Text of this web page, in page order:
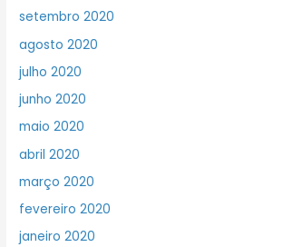
setembro 2020
agosto 2020
julho 2020
junho 2020
maio 2020
abril 2020
março 2020
fevereiro 2020
janeiro 2020